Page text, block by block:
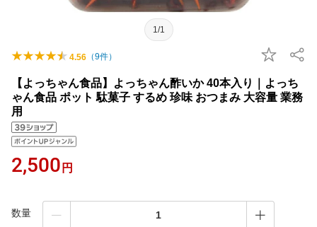
1/1
4.56 （9件）
【よっちゃん食品】よっちゃん酢いか 40本入り｜よっち
ゃん食品 ポット 駄菓子 するめ 珍味 おつまみ 大容量 業務
用
2,500 円
数量